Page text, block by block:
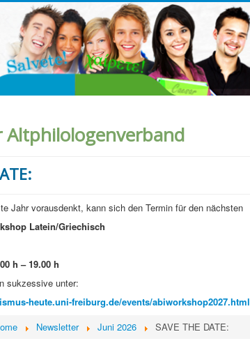
Altphilologenverband
Jahr vorausdenkt, kann sich den Termin für den nächsten
Latein/Griechisch
h – 19.00 h
sukzessive unter:
heute.uni-freiburg.de/events/abiworkshop2027.html
Newsletter Juni 2026 SAVE THE DATE: